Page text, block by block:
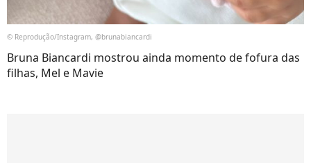
© Reprodução/Instagram, @brunabiancardi
Bruna Biancardi mostrou ainda momento de fofura das
filhas, Mel e Mavie